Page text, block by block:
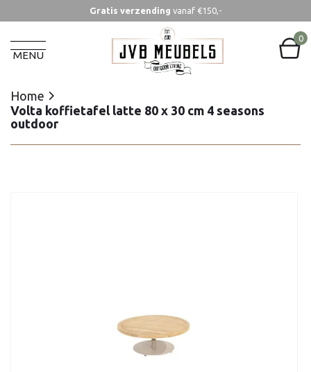
Gratis verzending vanaf €150,-
MENU
0
Home
Volta koffietafel latte 80 x 30 cm 4 seasons
outdoor
Home
Volta koffietafel latte 80 x 30 cm 4 seasons
outdoor